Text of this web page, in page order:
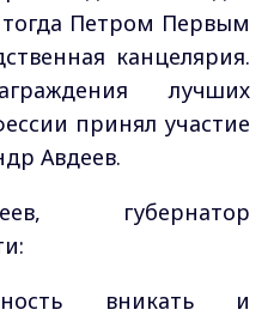
Петром Первым
канцелярия.
лучших
принял участие
Авдеев.
губернатор
вникать и